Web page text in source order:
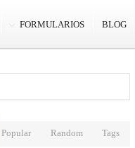
FORMULARIOS BLOG
Popular Random Tags